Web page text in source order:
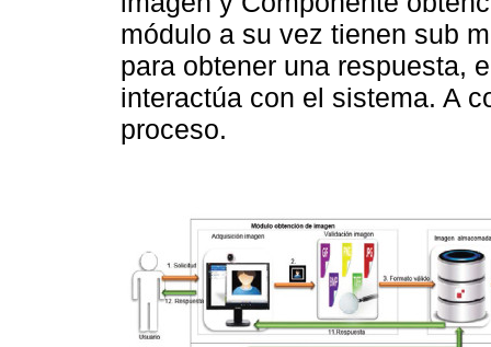
módulo a su vez tienen sub
para obtener una respuesta,
interactúa con el sistema. A
proceso.